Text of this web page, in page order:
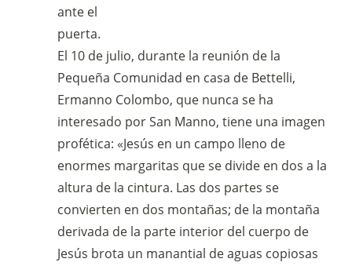
ante el
puerta.
El 10 de julio, durante la reunión de la
Pequeña Comunidad en casa de Bettelli,
Ermanno Colombo, que nunca se ha
interesado por San Manno, tiene una imagen
profética: «Jesús en un campo lleno de
enormes margaritas que se divide en dos a la
altura de la cintura. Las dos partes se
convierten en dos montañas; de la montaña
derivada de la parte interior del cuerpo de
Jesús brota un manantial de aguas copiosas